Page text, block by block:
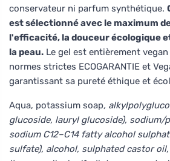
conservateur ni parfum synthétique.
est sélectionné avec le maximum
l'efficacité, la douceur écologique
la peau. Le gel est entièrement
normes strictes ECOGARANTIE et
garantissant sa pureté éthique et
Aqua, potassium soap,
glucoside, lauryl glucoside), sodium/
sodium C12–C14 fatty alcohol
sulfate), alcohol, sulphated castor